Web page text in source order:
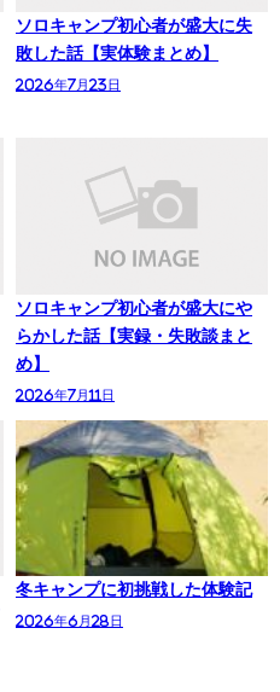
ソロキャンプ初心者が盛大に失
敗した話【実体験まとめ】
2026年7月23日
ソロキャンプ初心者が盛大にや
らかした話【実録・失敗談まと
め】
2026年7月11日
冬キャンプに初挑戦した体験記
2026年6月28日